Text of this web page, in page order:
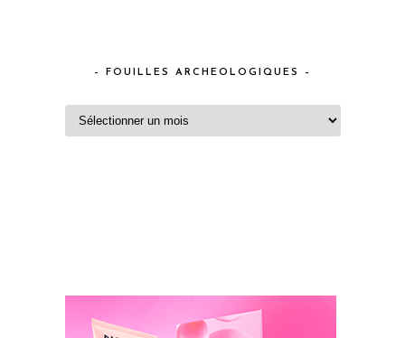
– FOUILLES ARCHEOLOGIQUES –